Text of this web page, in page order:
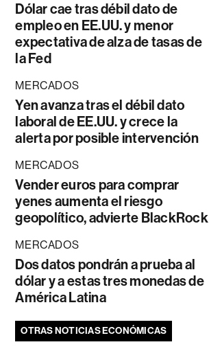
Dólar cae tras débil dato de
empleo en EE.UU. y menor
expectativa de alza de tasas de
la Fed
MERCADOS
Yen avanza tras el débil dato
laboral de EE.UU. y crece la
alerta por posible intervención
MERCADOS
Vender euros para comprar
yenes aumenta el riesgo
geopolítico, advierte BlackRock
MERCADOS
Dos datos pondrán a prueba al
dólar y a estas tres monedas de
América Latina
OTRAS NOTICIAS ECONÓMICAS